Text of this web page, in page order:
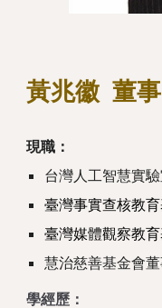
黃兆徽 董事
現職：
台灣人工智慧實
臺灣事實查核教
臺灣媒體觀察教
慧治慈善基金會
學經歷：